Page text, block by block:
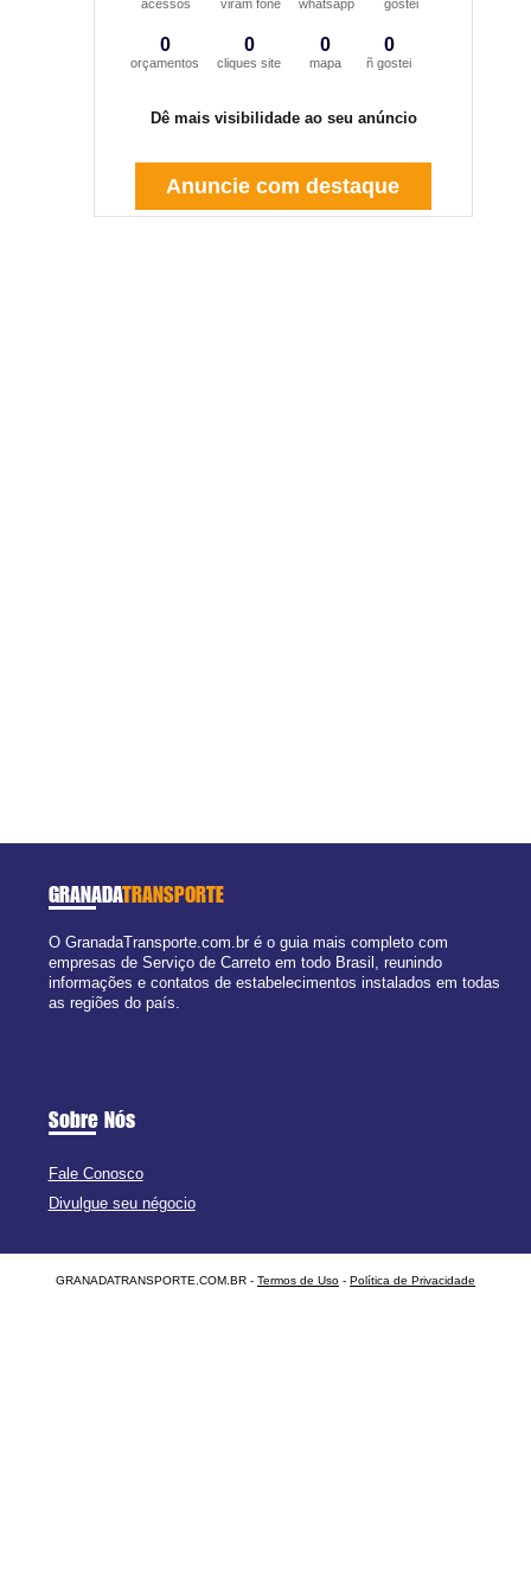
acessos viram fone whatsapp gostei
0
orçamentos
0
cliques site
0
mapa
0
ñ gostei
Dê mais visibilidade ao seu anúncio
Anuncie com destaque
GRANADATRANSPORTE
O GranadaTransporte.com.br é o guia mais completo com
empresas de Serviço de Carreto em todo Brasil, reunindo
informações e contatos de estabelecimentos instalados em todas
as regiões do país.
Sobre Nós
Fale Conosco
Divulgue seu négocio
GRANADATRANSPORTE.COM.BR - Termos de Uso - Política de Privacidade